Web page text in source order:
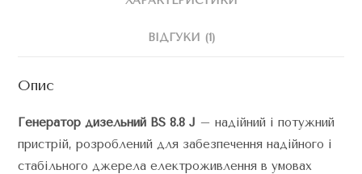
ВІДГУКИ (1)
Опис
Генератор дизельний BS 8.8 J – надійний і потужний
пристрій, розроблений для забезпечення надійного і
стабільного джерела електроживлення в умовах